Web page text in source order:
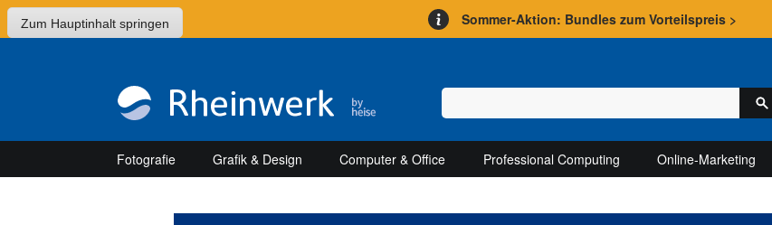
Zum Hauptinhalt springen Sommer-Aktion: Bundles zum Vorteilspreis >
Fotografie Grafik & Design Computer & Office Professional Computing Online-Marketing